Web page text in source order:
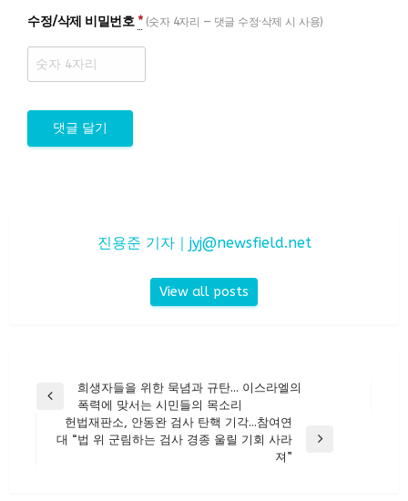
수정/삭제 비밀번호 * (숫자 4자리 — 댓글 수정·삭제 시 사용)
진용준 기자｜ jyj@newsfield.net
View all posts
글
Previous
희생자들을 위한 묵념과 규탄… 이스라엘의
폭력에 맞서는 시민들의 목소리
Next
헌법재판소, 안동완 검사 탄핵 기각…참여연
대 “법 위 군림하는 검사 경종 울릴 기회 사라
져”